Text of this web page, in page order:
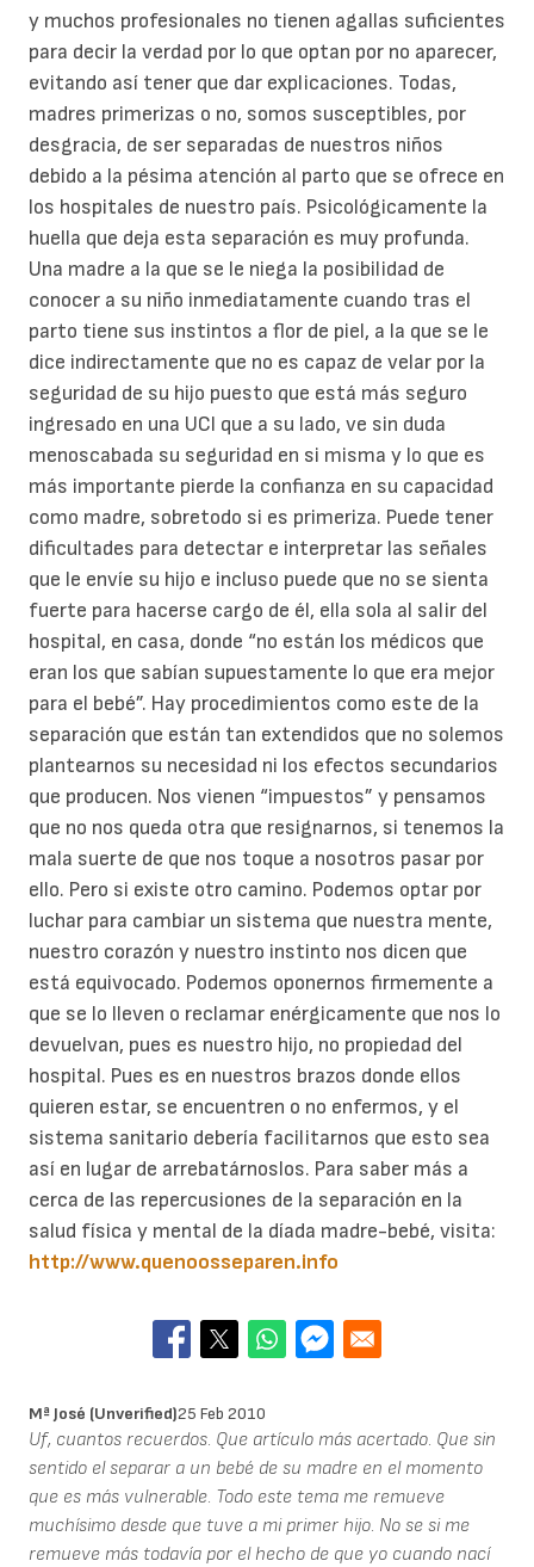
y muchos profesionales no tienen agallas suficientes
para decir la verdad por lo que optan por no aparecer,
evitando así tener que dar explicaciones. Todas,
madres primerizas o no, somos susceptibles, por
desgracia, de ser separadas de nuestros niños
debido a la pésima atención al parto que se ofrece en
los hospitales de nuestro país. Psicológicamente la
huella que deja esta separación es muy profunda.
Una madre a la que se le niega la posibilidad de
conocer a su niño inmediatamente cuando tras el
parto tiene sus instintos a flor de piel, a la que se le
dice indirectamente que no es capaz de velar por la
seguridad de su hijo puesto que está más seguro
ingresado en una UCI que a su lado, ve sin duda
menoscabada su seguridad en si misma y lo que es
más importante pierde la confianza en su capacidad
como madre, sobretodo si es primeriza. Puede tener
dificultades para detectar e interpretar las señales
que le envíe su hijo e incluso puede que no se sienta
fuerte para hacerse cargo de él, ella sola al salir del
hospital, en casa, donde “no están los médicos que
eran los que sabían supuestamente lo que era mejor
para el bebé”. Hay procedimientos como este de la
separación que están tan extendidos que no solemos
plantearnos su necesidad ni los efectos secundarios
que producen. Nos vienen “impuestos” y pensamos
que no nos queda otra que resignarnos, si tenemos la
mala suerte de que nos toque a nosotros pasar por
ello. Pero si existe otro camino. Podemos optar por
luchar para cambiar un sistema que nuestra mente,
nuestro corazón y nuestro instinto nos dicen que
está equivocado. Podemos oponernos firmemente a
que se lo lleven o reclamar enérgicamente que nos lo
devuelvan, pues es nuestro hijo, no propiedad del
hospital. Pues es en nuestros brazos donde ellos
quieren estar, se encuentren o no enfermos, y el
sistema sanitario debería facilitarnos que esto sea
así en lugar de arrebatárnoslos. Para saber más a
cerca de las repercusiones de la separación en la
salud física y mental de la díada madre-bebé, visita:
http://www.quenoosseparen.info
Mª José (unverified)25 Feb 2010
Uf, cuantos recuerdos. Que artículo más acertado. Que sin
sentido el separar a un bebé de su madre en el momento
que es más vulnerable. Todo este tema me remueve
muchísimo desde que tuve a mi primer hijo. No se si me
remueve más todavía por el hecho de que yo cuando nací